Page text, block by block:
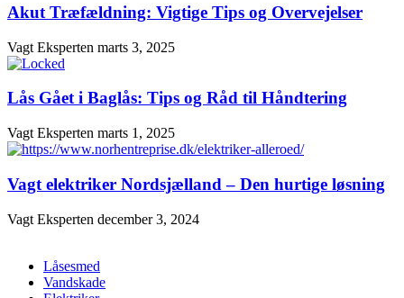
Akut Træfældning: Vigtige Tips og Overvejelser
Vagt Eksperten marts 3, 2025
Lås Gået i Baglås: Tips og Råd til Håndtering
Vagt Eksperten marts 1, 2025
Vagt elektriker Nordsjælland – Den hurtige løsning
Vagt Eksperten december 3, 2024
Låsesmed
Vandskade